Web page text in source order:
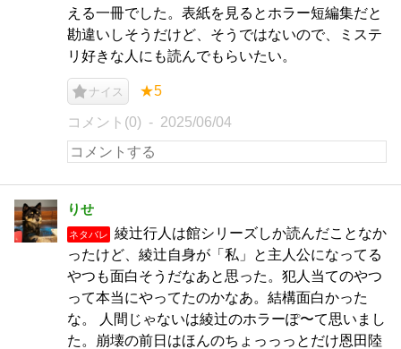
える一冊でした。表紙を見るとホラー短編集だと
勘違いしそうだけど、そうではないので、ミステ
リ好きな人にも読んでもらいたい。
ナイス ★5
コメント(0) 2025/06/04
りせ
ネタバレ
綾辻行人は館シリーズしか読んだことなか
ったけど、綾辻自身が「私」と主人公になってる
やつも面白そうだなあと思った。犯人当てのやつ
って本当にやってたのかなあ。結構面白かった
な。 人間じゃないは綾辻のホラーぽ〜て思いまし
た。崩壊の前日はほんのちょっっっとだけ恩田陸